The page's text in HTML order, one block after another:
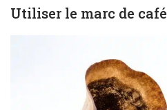
Utiliser le marc de café